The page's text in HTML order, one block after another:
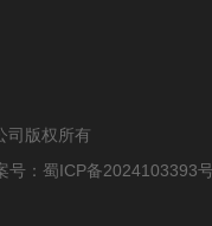
司版权所有
号：蜀ICP备2024103393